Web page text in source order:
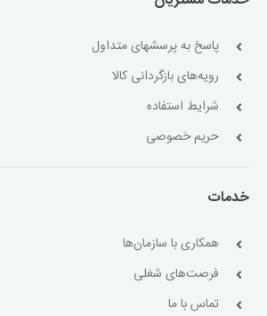
پاسخ به پرسشهای متداول
رویه‌های بازگردانی کالا
شرایط استفاده
حریم خصوصی
خدمات
همکاری با سازمان‌ها
فرصت‌های شغلی
تماس با ما